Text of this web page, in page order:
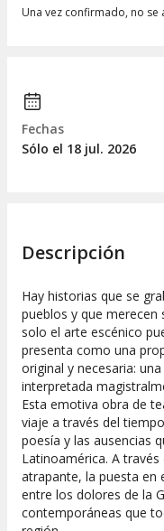
Una vez confirmado, no
Fechas
Sólo el 18 jul. 2026
Descripción
Hay historias que se
pueblos y que merecen
solo el arte escénico
presenta como una
original y necesaria:
interpretada
Esta emotiva obra de
viaje a través del
poesía y las ausencias
Latinoamérica. A
atrapante, la puesta en
entre los dolores de la
contemporáneas que